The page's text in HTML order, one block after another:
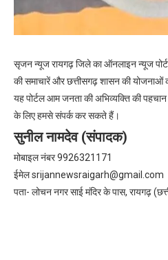
सृजन न्यूज रायगढ़ जिले का ऑनलाइन न्यूज
की समाचारें और छत्तीसगढ़ शासन की योजनाओं
यह पोर्टल आम जनता की अभिव्यक्ति की
के लिए हमसे संपर्क कर सकते हैं।
सुनील नामदेव (संपादक)
मोबाइल नंबर 9926321171
ईमेलsrijannewsraigarh@gmail.com
पता- लोचन नगर साई मंदिर के पास, रायगढ़